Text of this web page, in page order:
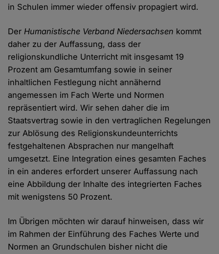
in Schulen immer wieder offensiv propagiert wird.
DerHumanistische Verband Niedersachsen kommt
daher zu der Auffassung, dass der
religionskundliche Unterricht mit insgesamt 19
Prozent am Gesamtumfang sowie in seiner
inhaltlichen Festlegung nicht annähernd
angemessen im Fach Werte und Normen
repräsentiert wird. Wir sehen daher die im
Staatsvertrag sowie in den vertraglichen Regelungen
zur Ablösung des Religionskundeunterrichts
festgehaltenen Absprachen nur mangelhaft
umgesetzt. Eine Integration eines gesamten Faches
in ein anderes erfordert unserer Auffassung nach
eine Abbildung der Inhalte des integrierten Faches
mit wenigstens 50 Prozent.
Im Übrigen möchten wir darauf hinweisen, dass wir
im Rahmen der Einführung des Faches Werte und
Normen an Grundschulen bisher nicht die